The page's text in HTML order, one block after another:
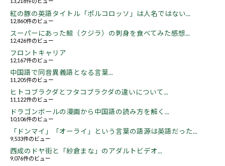
紅の豚の英語タイトル「ポルコロッソ」は人名ではない...
12,860件のビュー
スーパーにあった鯨（クジラ）の刺身を食べてみた感想...
12,426件のビュー
フロントキャリア
12,167件のビュー
中国語で同音異義語となる言葉...
11,205件のビュー
ヒトコブラクダとフタコブラクダの違いについて...
11,122件のビュー
ドラゴンボールの漫画から中国語の読み方を解く...
10,106件のビュー
「ドンマイ」「オーライ」という言葉の語源は英語だった...
9,533件のビュー
西成のドヤ街と「紗倉まな」のアダルトビデオ...
9,076件のビュー